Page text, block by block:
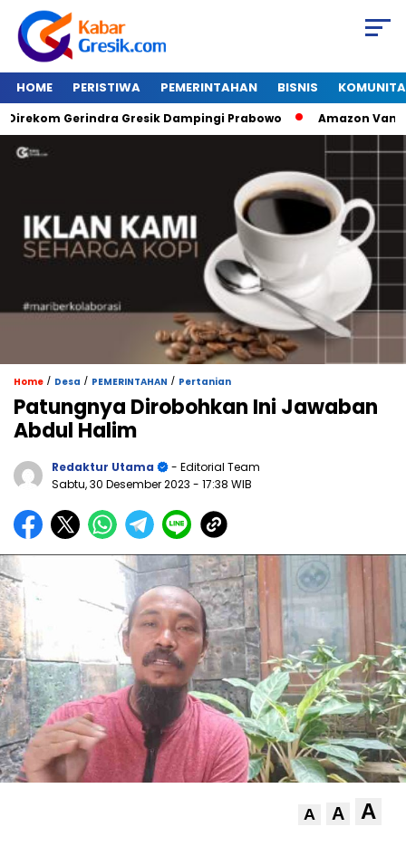
HOME PERISTIWA PEMERINTAHAN BISNIS
Gerindra Gresik Dampingi Prabowo Amazon Van Java
Home / Desa / PEMERINTAHAN / Pertanian
Patungnya Dirobohkan Ini Jawaban
Abdul Halim
Redaktur Utama
- Editorial Team
Sabtu, 30 Desember 2023 - 17:38 WIB
A A A